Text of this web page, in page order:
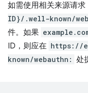
如需使用相关来源请
ID}/.well-known/
件。如果
ID，则应在 https://
known/webauthn: 处